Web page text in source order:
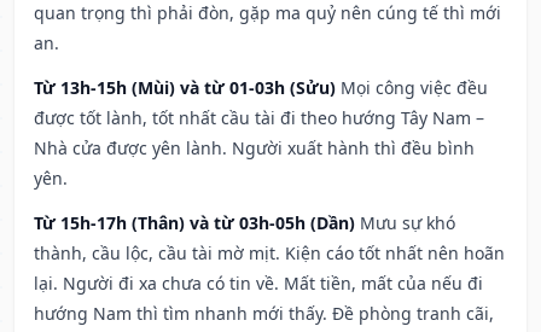
quan trọng thì phải đòn, gặp ma quỷ nên cúng tế thì mới
an.
Từ 13h-15h (Mùi) và từ 01-03h (Sửu) Mọi công việc đều
được tốt lành, tốt nhất cầu tài đi theo hướng Tây Nam –
Nhà cửa được yên lành. Người xuất hành thì đều bình
yên.
Từ 15h-17h (Thân) và từ 03h-05h (Dần) Mưu sự khó
thành, cầu lộc, cầu tài mờ mịt. Kiện cáo tốt nhất nên hoãn
lại. Người đi xa chưa có tin về. Mất tiền, mất của nếu đi
hướng Nam thì tìm nhanh mới thấy. Đề phòng tranh cãi,